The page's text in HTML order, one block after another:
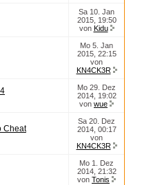
Sa 10. Jan
2015, 19:50
von Kidu
Mo 5. Jan
2015, 22:15
von
KN4CK3R
Mo 29. Dez
2014, 19:02
von wue
Cheat
Sa 20. Dez
2014, 00:17
von
KN4CK3R
Mo 1. Dez
2014, 21:32
von Tonis